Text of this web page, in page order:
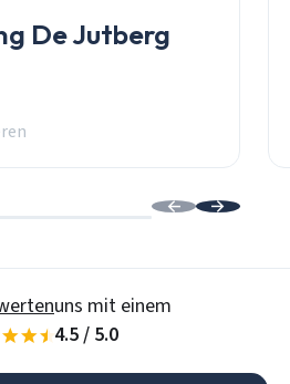
De Jutberg
uns mit einem
4.5 / 5.0
Passwort vergessen?